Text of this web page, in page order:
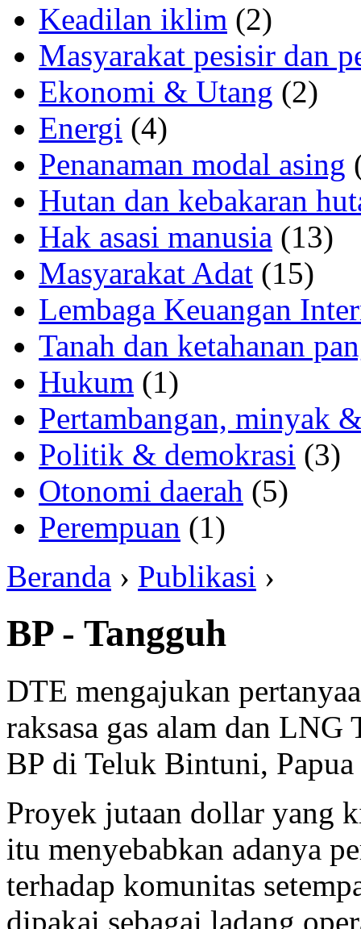
Keadilan iklim (2)
Masyarakat pesisir dan
Ekonomi & Utang (2)
Energi (4)
Penanaman modal asing
Hutan dan kebakaran
Hak asasi manusia (13)
Masyarakat Adat (15)
Lembaga Keuangan
Tanah dan ketahanan
Hukum (1)
Pertambangan, minyak
Politik & demokrasi (3)
Otonomi daerah (5)
Perempuan (1)
Beranda › Publikasi ›
BP - Tangguh
DTE mengajukan
raksasa gas alam dan
BP di Teluk Bintuni, Papua
Proyek jutaan dollar yang
itu menyebabkan adanya
terhadap komunitas
dipakai sebagai ladang